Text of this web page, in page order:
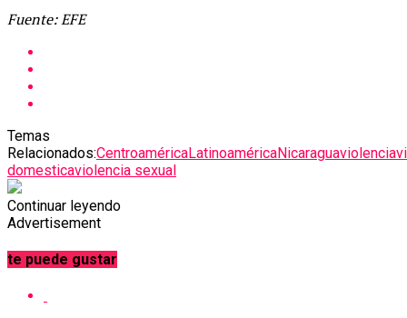
Fuente: EFE
Temas
Relacionados:CentroaméricaLatinoaméricaNicaraguaviolencia
domesticaviolencia sexual
Continuar leyendo
Advertisement
te puede gustar